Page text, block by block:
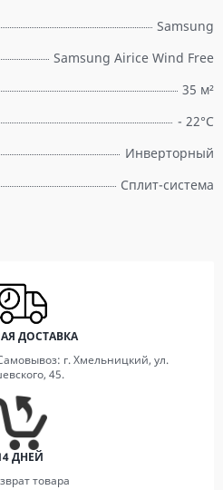
Samsung
Samsung Airice Wind Free
35 м²
- 22°C
Инверторный
Сплит-система
ДОСТАВКА
г. Хмельницкий, ул.
45.
ДНЕЙ
товара